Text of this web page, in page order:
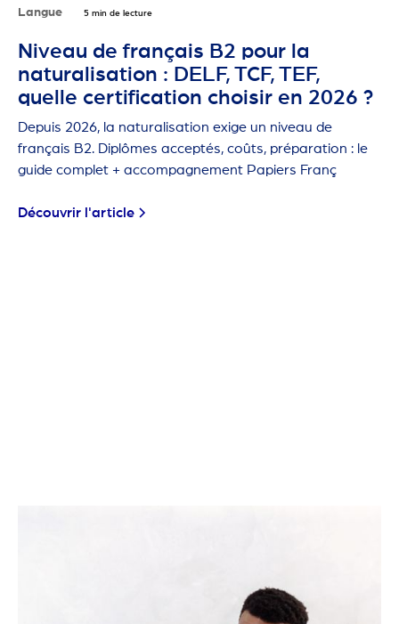
Langue 5 min de lecture
Niveau de français B2 pour la
naturalisation : DELF, TCF, TEF,
quelle certification choisir en 2026 ?
Depuis 2026, la naturalisation exige un niveau de
français B2. Diplômes acceptés, coûts, préparation : le
guide complet + accompagnement Papiers Franç
Découvrir l'article